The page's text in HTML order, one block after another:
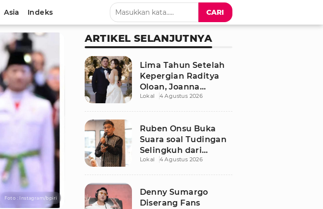
Asia Indeks CARI
Foto : Instagram/bpiri
ARTIKEL SELANJUTNYA
Lima Tahun Setelah
Kepergian Raditya
Oloan, Joanna
Alexandra Kembali
Lokal 4 Agustus 2026
Ruben Onsu Buka
Suara soal Tudingan
Selingkuh dari
Sarwendah
Lokal 4 Agustus 2026
Denny Sumargo
Diserang Fans